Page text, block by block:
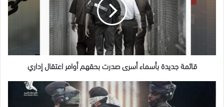
إداري
قائمة جديدة بأسماء أسرى صدرت بحقهم أوامر اعتقال إداري